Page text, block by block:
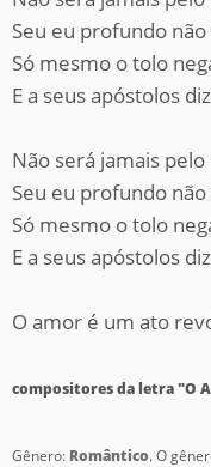
Seu eu profundo
Só mesmo o tolo
E a seus apóstolos
Não será jamais
Seu eu profundo
Só mesmo o tolo
E a seus apóstolos
O amor é um ato
compositores da letra "O
Gênero: Romântico. O